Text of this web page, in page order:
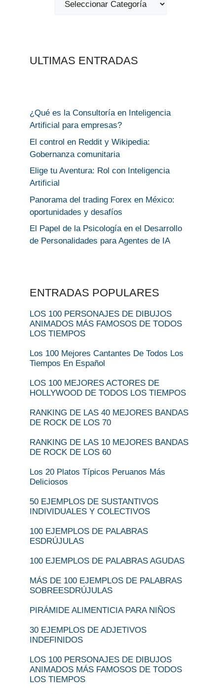
ULTIMAS ENTRADAS
¿Qué es la Consultoría en Inteligencia
Artificial para empresas?
El control en Reddit y Wikipedia:
Gobernanza comunitaria
Elige tu Aventura: Rol con Inteligencia
Artificial
Panorama del trading Forex en México:
oportunidades y desafíos
El Papel de la Psicología en el Desarrollo
de Personalidades para Agentes de IA
ENTRADAS POPULARES
LOS 100 PERSONAJES DE DIBUJOS
ANIMADOS MÁS FAMOSOS DE TODOS
LOS TIEMPOS
Los 100 Mejores Cantantes De Todos Los
Tiempos En Español
LOS 100 MEJORES ACTORES DE
HOLLYWOOD DE TODOS LOS TIEMPOS
RANKING DE LAS 40 MEJORES BANDAS
DE ROCK DE LOS 70
RANKING DE LAS 10 MEJORES BANDAS
DE ROCK DE LOS 60
Los 20 Platos Típicos Peruanos Más
Deliciosos
50 EJEMPLOS DE SUSTANTIVOS
INDIVIDUALES Y COLECTIVOS
100 EJEMPLOS DE PALABRAS
ESDRÚJULAS
100 EJEMPLOS DE PALABRAS AGUDAS
MÁS DE 100 EJEMPLOS DE PALABRAS
SOBREESDRÚJULAS
PIRÁMIDE ALIMENTICIA PARA NIÑOS
30 EJEMPLOS DE ADJETIVOS
INDEFINIDOS
LOS 100 PERSONAJES DE DIBUJOS
ANIMADOS MÁS FAMOSOS DE TODOS
LOS TIEMPOS